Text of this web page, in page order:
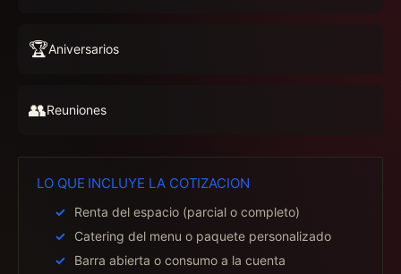
🏆Aniversarios
👥Reuniones
LO QUE INCLUYE LA COTIZACION
Renta del espacio (parcial o completo)
Catering del menu o paquete personalizado
Barra abierta o consumo a la cuenta